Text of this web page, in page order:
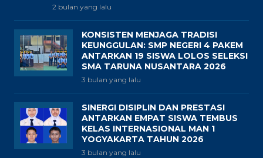
2 bulan yang lalu
KONSISTEN MENJAGA TRADISI
KEUNGGULAN: SMP NEGERI 4 PAKEM
ANTARKAN 19 SISWA LOLOS SELEKSI
SMA TARUNA NUSANTARA 2026
3 bulan yang lalu
SINERGI DISIPLIN DAN PRESTASI
ANTARKAN EMPAT SISWA TEMBUS
KELAS INTERNASIONAL MAN 1
YOGYAKARTA TAHUN 2026
3 bulan yang lalu